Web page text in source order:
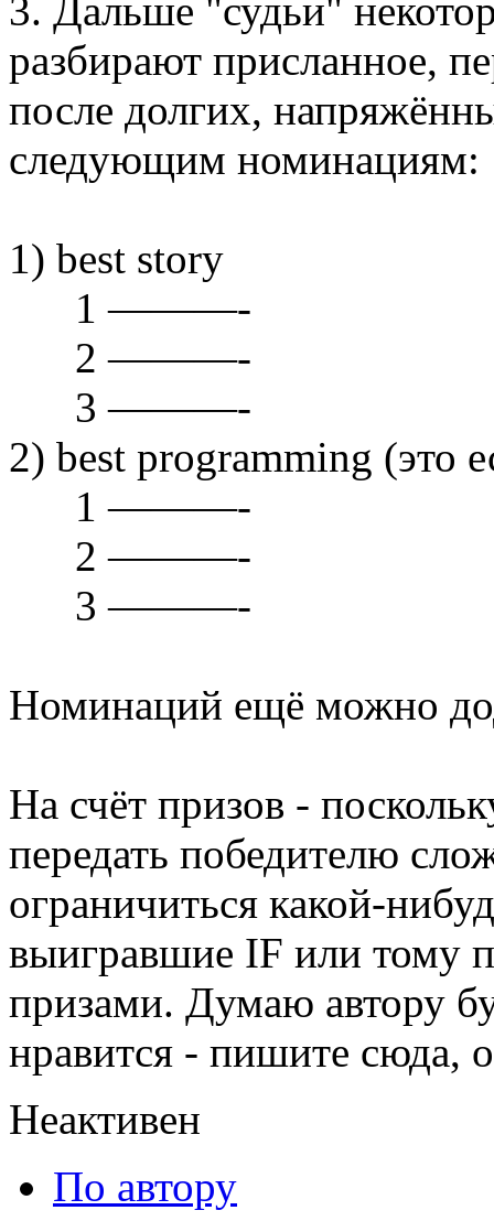
3. Дальше "судьи"
разбирают присланное,
после долгих,
следующим номинациям:
1) best story
1 ———-
2 ———-
3 ———-
2) best programming (это
1 ———-
2 ———-
3 ———-
Номинаций ещё можно
На счёт призов -
передать победителю
ограничиться какой-
выигравшие IF или тому
призами. Думаю автору
нравится - пишите сюда,
Неактивен
По автору